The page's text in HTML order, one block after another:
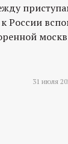
России
31 июля